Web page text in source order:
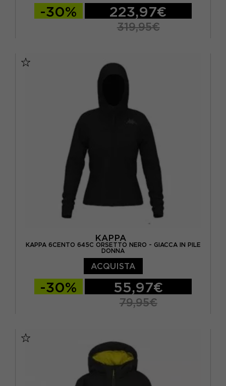
-30% 223,97€
319,95€
KAPPA
KAPPA 6CENTO 645C ORSETTO NERO - GIACCA IN PILE
DONNA
ACQUISTA
-30% 55,97€
79,95€